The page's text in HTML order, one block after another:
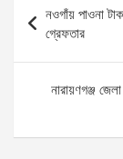
o
o
k
navigation
নওগাঁয় পাওনা
গ্রেফতার
নারায়ণগঞ্জ